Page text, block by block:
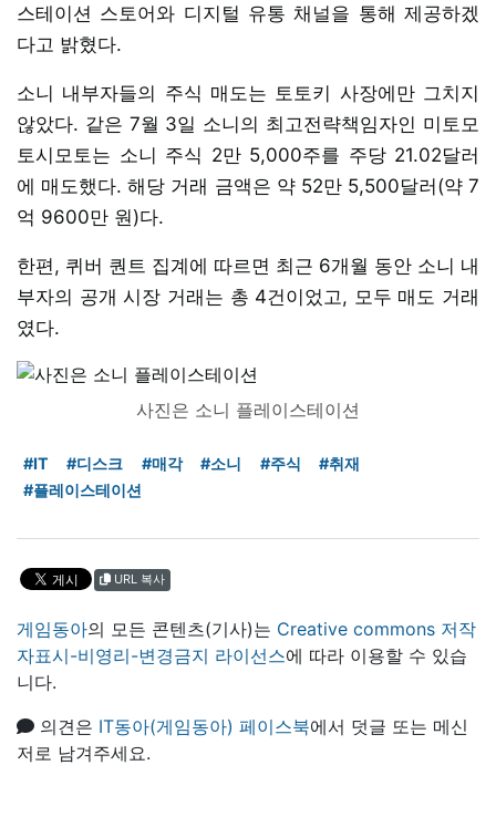
스테이션 스토어와 디지털 유통 채널을 통해 제공하겠
다고 밝혔다.
소니 내부자들의 주식 매도는 토토키 사장에만 그치지
않았다. 같은 7월 3일 소니의 최고전략책임자인 미토모
토시모토는 소니 주식 2만 5,000주를 주당 21.02달러
에 매도했다. 해당 거래 금액은 약 52만 5,500달러(약 7
억 9600만 원)다.
한편, 퀴버 퀀트 집계에 따르면 최근 6개월 동안 소니 내
부자의 공개 시장 거래는 총 4건이었고, 모두 매도 거래
였다.
사진은 소니 플레이스테이션
#IT #디스크 #매각 #소니 #주식
#취재
#플레이스테이션
URL 복사
게임동아의 모든 콘텐츠(기사)는 Creative commons 저작
자표시-비영리-변경금지 라이선스에 따라 이용할 수 있습
니다.
의견은 IT동아(게임동아) 페이스북에서 덧글 또는 메신
저로 남겨주세요.